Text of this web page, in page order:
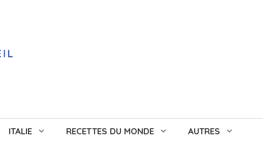
ITALIE RECETTES DU MONDE AUTRES